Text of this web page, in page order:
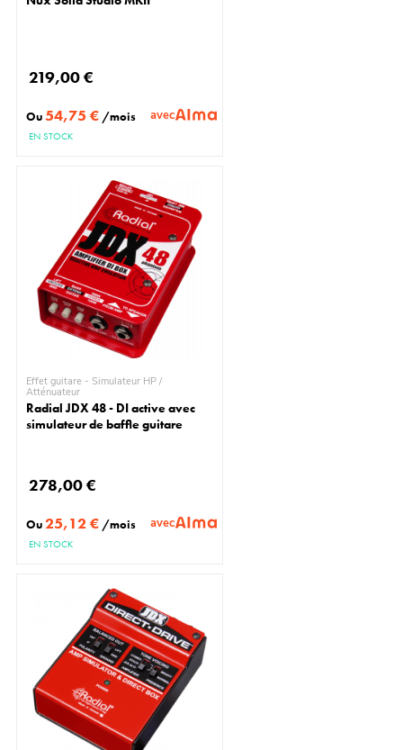
219,00 €
Ou54,75 € /mois avec
EN STOCK
Effet guitare - Simulateur HP /
Atténuateur
Radial JDX 48 - DI active avec
simulateur de baffle guitare
278,00 €
Ou25,12 € /mois avec
EN STOCK